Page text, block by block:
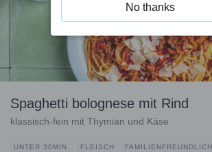
Spaghetti bolognese mit Rind
klassisch-fein mit Thymian und Käse
UNTER 30MIN. FLEISCH FAMILIENFREUNDLICH
No thanks